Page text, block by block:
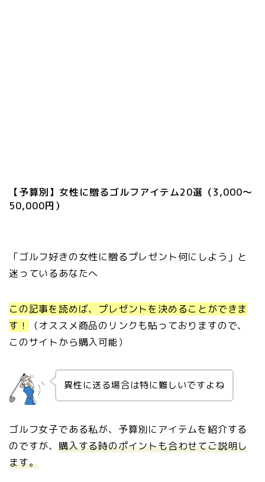
【予算別】女性に贈るゴルフアイテム20選（3,000〜
50,000円）
「ゴルフ好きの女性に贈るプレゼント何にしよう」と
迷っているあなたへ
この記事を読めば、プレゼントを決めることができま
す！
（オススメ商品のリンクも貼っておりますので、
このサイトから購入可能）
異性に送る場合は特に難しいですよね
ゴルフ女子である私が、予算別にアイテムを紹介する
のですが、 購入する時のポイントも合わせてご説明し
ます。